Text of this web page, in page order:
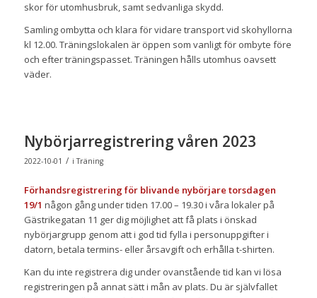
skor för utomhusbruk, samt sedvanliga skydd.
Samling ombytta och klara för vidare transport vid skohyllorna
kl 12.00. Träningslokalen är öppen som vanligt för ombyte före
och efter träningspasset. Träningen hålls utomhus oavsett
väder.
Nybörjarregistrering våren 2023
2022-10-01 / iTräning
Förhandsregistrering för blivande nybörjare torsdagen
19/1 någon gång under tiden 17.00 – 19.30 i våra lokaler på
Gästrikegatan 11 ger dig möjlighet att få plats i önskad
nybörjargrupp genom att i god tid fylla i personuppgifter i
datorn, betala termins- eller årsavgift och erhålla t-shirten.
Kan du inte registrera dig under ovanstående tid kan vi lösa
registreringen på annat sätt i mån av plats. Du är självfallet